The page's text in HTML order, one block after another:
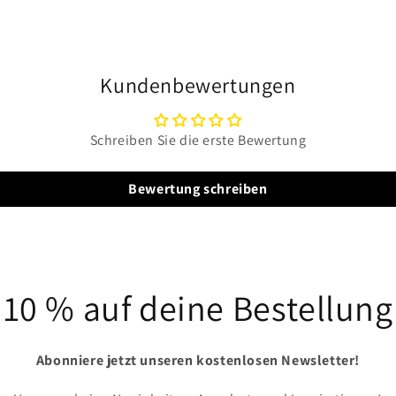
Kundenbewertungen
Schreiben Sie die erste Bewertung
Bewertung schreiben
10 % auf deine Bestellung
Abonniere jetzt unseren kostenlosen Newsletter!